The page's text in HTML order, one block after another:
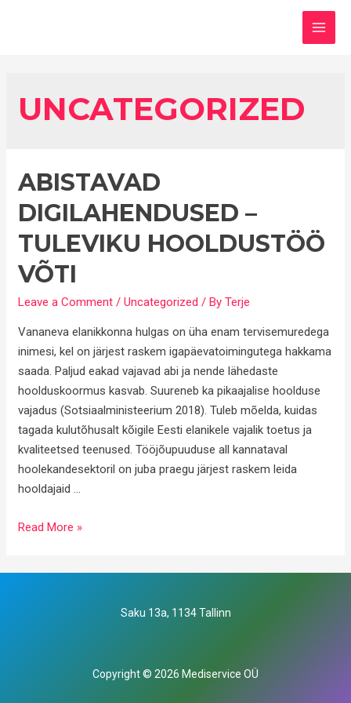
UNCATEGORIZED
ABISTAVAD
DIGILAHENDUSED –
TULEVIKU HOOLDUSTÖÖ
VÕTI
Leave a Comment /Uncategorized / ByTerje
Vananeva elanikkonna hulgas on üha enam tervisemuredega
inimesi, kel on järjest raskem igapäevatoimingutega hakkama
saada. Paljud eakad vajavad abi ja nende lähedaste
hoolduskoormus kasvab. Suureneb ka pikaajalise hoolduse
vajadus (Sotsiaalministeerium 2018). Tuleb mõelda, kuidas
tagada kulutõhusalt kõigile Eesti elanikele vajalik toetus ja
kvaliteetsed teenused. Tööjõupuuduse all kannataval
hoolekandesektoril on juba praegu järjest raskem leida
hooldajaid …
Abistavad
Read More »
Saku 13a, 1134 Tallinn
Copyright © 2026 Mediservice OÜ